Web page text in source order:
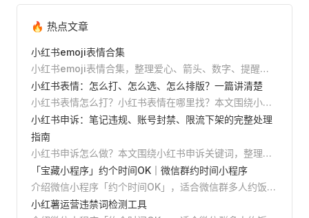
🔥 热点文章
小红书emoji表情合集
小红书emoji表情合集，整理爱心、箭头、数字、提醒、
美妆、美食、旅行、学习等常用emoji，支持直接复制，
并附小红书标题、正文和清单排版教程。
小红书表情：怎么打、怎么选、怎么排版？一篇讲清楚
小红书表情怎么打？小红书表情在哪里找？本文围绕小红
书表情关键词，整理emoji表情、特殊符号、颜文字的输
入方法、使用场景、排版技巧和避坑建议，并推荐Reditor
编辑器一键添加表情、AI排版和发布前预览。
小红书申诉：笔记违规、账号封禁、限流下架的完整处理
指南
小红书申诉怎么做？本文围绕小红书申诉关键词，整理笔
记违规、账号封禁、限流下架、误判举报等场景的申诉入
口、材料清单、文案结构和避坑方法，并介绍如何用
Reditor编辑器提前检测违规词，降低申诉成本。
「宝藏小程序」约个时间OK｜微信群约时间小程序
介绍微信小程序「约个时间OK」，适合微信群多人约饭、
桌游、运动、小组 meeting 等场景。创建活动、转发到
小红薯运营违禁词检测工具